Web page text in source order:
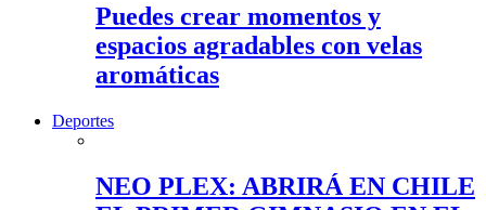
Puedes crear momentos y
espacios agradables con velas
aromáticas
Deportes
NEO PLEX: ABRIRÁ EN CHILE